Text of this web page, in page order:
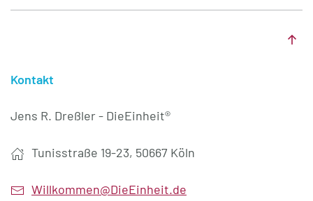
Kontakt
Jens R. Dreßler - DieEinheit®
Tunisstraße 19-23, 50667 Köln
Willkommen@DieEinheit.de